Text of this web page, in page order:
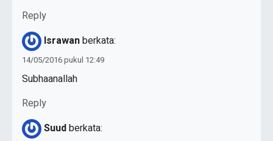
Reply
Israwanberkata:
14/05/2016 pukul 12:49
Subhaanallah
Reply
Suudberkata: